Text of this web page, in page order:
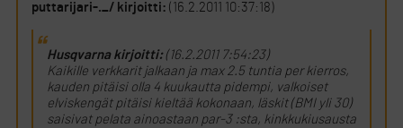
puttarijari-._/ kirjoitti: (16.2.2011 10:37:18)
Husqvarna kirjoitti:(16.2.2011 7:54:23)
Kaikille verkkarit jalkaan ja max 2.5 tuntia per kierros,
kauden pitäisi olla 4 kuukautta pidempi, valkoiset
elviskengät pitäisi kieltää kokonaan, läskit (BMI yli 30)
saisivat pelata ainoastaan par-3 :sta, kinkkukiusausta